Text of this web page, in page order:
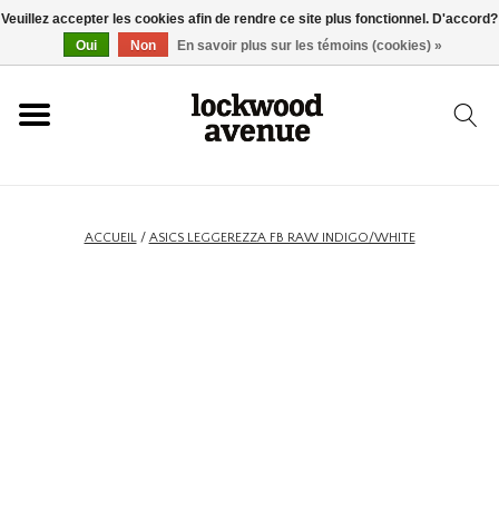
ACCUEIL
ACCUEIL/ ASICS LEGGEREZZA FB RAW INDIGO/WHITE
Veuillez accepter les cookies afin de rendre ce site plus fonctionnel. D'accord?
Oui
Non En savoir plus sur les témoins (cookies) »